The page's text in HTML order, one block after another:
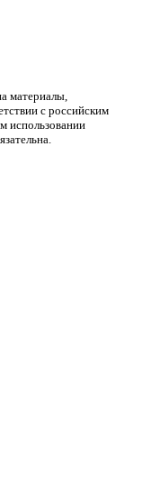
материалы,
с российским
использовании